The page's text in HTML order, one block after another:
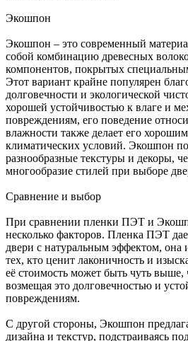
Экошпон
Экошпон – это современный
собой комбинацию древесных
компонентов, покрытых
Этот вариант крайне популярен
долговечности и экологической
хорошей устойчивостью к влаге и
повреждениям, его поведение
влажности также делает его
климатических условий. Экошпон
разнообразные текстуры и декоры,
многообразие стилей при выборе
Сравнение и выбор
При сравнении пленки ПЭТ и
несколько факторов. Пленка ПЭТ
двери с натуральным эффектом, она
тех, кто ценит лаконичность и
её стоимость может быть чуть
возмещая это долговечностью и
повреждениям.
С другой стороны, Экошпон
дизайна и текстур, подстраиваясь